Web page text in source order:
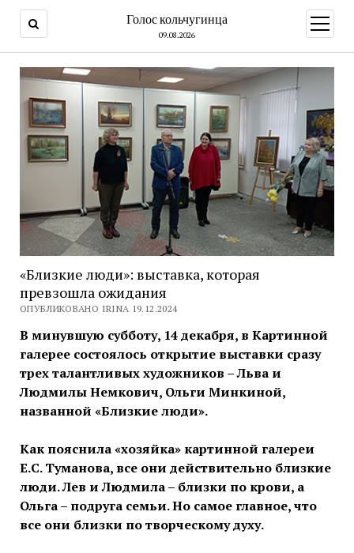
Голос кольчугинца
09.08.2026
меню
«Близкие люди»: выставка, которая
превзошла ожидания
ОПУБЛИКОВАНО IRINA 19.12.2024
В минувшую субботу, 14 декабря, в Картинной
галерее состоялось открытие выставки сразу
трех талантливых художников – Льва и
Людмилы Немкович, Ольги Минкиной,
названной «Близкие люди».
Как пояснила «хозяйка» картинной галереи
Е.С. Туманова, все они действительно близкие
люди. Лев и Людмила – близки по крови, а
Ольга – подруга семьи. Но самое главное, что
все они близки по творческому духу.